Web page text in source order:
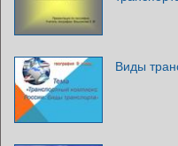
Виды